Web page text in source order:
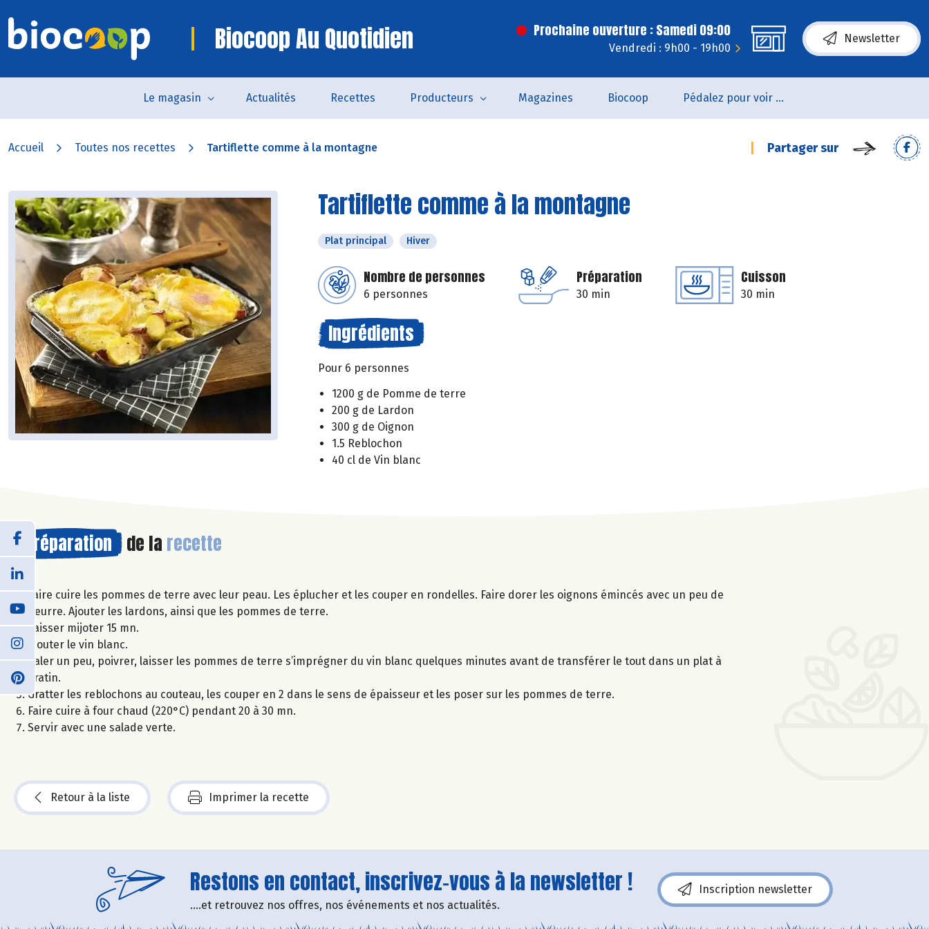
Biocoop Au Quotidien Prochaine ouverture : Samedi 09:00
Vendredi : 9h00 - 19h00
Newsletter
Le magasin Actualités Recettes Producteurs Magazines Biocoop Pédalez pour voir un film !
Accueil Toutes nos recettes Tartiflette comme à la montagne Partager sur
Tartiflette comme à la montagne
Plat principal Hiver
Nombre de personnes
6 personnes
Préparation
30 min
Cuisson
30 min
Ingrédients
Pour 6 personnes
1200 g de Pomme de terre
200 g de Lardon
300 g de Oignon
1.5 Reblochon
40 cl de Vin blanc
Préparation de la recette
Faire cuire les pommes de terre avec leur peau. Les éplucher et les couper en rondelles. Faire dorer les oignons émincés avec un peu de
beurre. Ajouter les lardons, ainsi que les pommes de terre.
Laisser mijoter 15 mn.
Ajouter le vin blanc.
Saler un peu, poivrer, laisser les pommes de terre s’imprégner du vin blanc quelques minutes avant de transférer le tout dans un plat à
gratin.
Gratter les reblochons au couteau, les couper en 2 dans le sens de épaisseur et les poser sur les pommes de terre.
Faire cuire à four chaud (220°C) pendant 20 à 30 mn.
Servir avec une salade verte.
Retour à la liste Imprimer la recette
Restons en contact, inscrivez-vous à la newsletter !
....et retrouvez nos offres, nos événements et nos actualités.
Inscription newsletter